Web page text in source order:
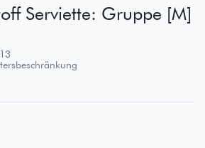
Serviette: Gruppe [M]